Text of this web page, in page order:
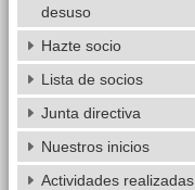
desuso
Hazte socio
Lista de socios
Junta directiva
Nuestros inicios
Actividades realizadas